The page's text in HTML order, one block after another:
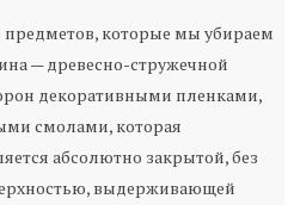
которые мы убираем
— древесно-стружечной
декоративными пленками,
смолами, которая
абсолютно закрытой, без
выдерживающей